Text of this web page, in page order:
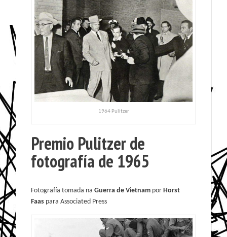
1964 Pulitzer
Premio Pulitzer de
fotografía de 1965
Fotografía tomada naGuerra de Vietnam porHorst
Faas para Associated Press